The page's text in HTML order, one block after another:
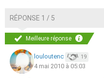
RÉPONSE 1 / 5
Meilleure réponse
louloutenc 19
4 mai 2010 à 05:03